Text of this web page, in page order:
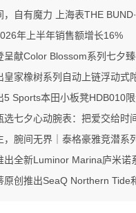
自有魔力 上海表THE BUND·魔数系列
年上半年销售额增长16%
呈献Color Blossom系列七夕
家橡树系列自动上链浮动式陀飞轮“夜色
5 Sports本田小板凳HDB010
选七夕心动腕表：把爱交给时
，腕间无界｜泰格豪雅竞潜系
新Luminor Marina庐米诺系列腕表PAM01707
推出SeaQ Northern Tide和SeaQ大日历